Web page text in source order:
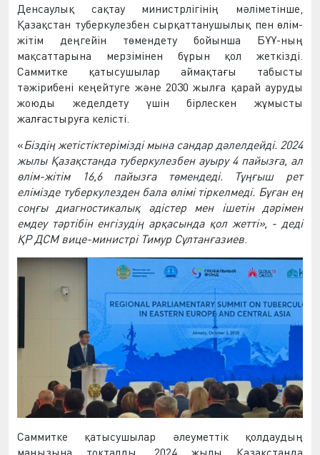
Денсаулық сақтау министрлігінің мәліметінше,
Қазақстан туберкулезбен сырқаттанушылық пен өлім-
жітім деңгейін төмендету бойынша БҰҰ-ның
мақсаттарына мерзімінен бұрын қол жеткізді.
Саммитке қатысушылар аймақтағы табысты
тәжірибені кеңейтуге және 2030 жылға қарай ауруды
жоюды жеделдету үшін бірлескен жұмысты
жалғастыруға келісті.
«Біздің жетістіктерімізді мына сандар дәлелдейді. 2024
жылы Қазақстанда туберкулезбен ауыру 4 пайызға, ал
өлім-жітім 16,6 пайызға төмендеді. Тұңғыш рет
елімізде туберкулезден бала өлімі тіркелмеді. Бұған ең
соңғы диагностикалық әдістер мен ішетін дәрімен
емдеу тәртібін енгізудің арқасында қол жетті», - деді
ҚР ДСМ вице-министрі Тимур Сұлтанғазиев
Саммитке қатысушылар әлеуметтік қолдаудың
маңызына тоқталды. 2024 жылы Қазақстанда